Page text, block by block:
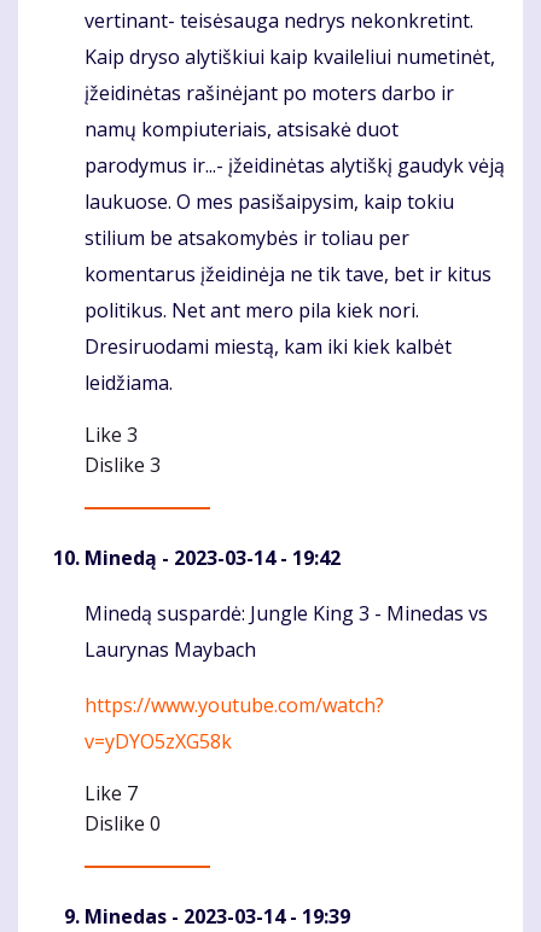
vertinant- teisėsauga nedrys nekonkretint.
Kaip dryso alytiškiui kaip kvaileliui numetinėt,
įžeidinėtas rašinėjant po moters darbo ir
namų kompiuteriais, atsisakė duot
parodymus ir...- įžeidinėtas alytiškį gaudyk vėją
laukuose. O mes pasišaipysim, kaip tokiu
stilium be atsakomybės ir toliau per
komentarus įžeidinėja ne tik tave, bet ir kitus
politikus. Net ant mero pila kiek nori.
Dresiruodami miestą, kam iki kiek kalbėt
leidžiama.
Like 3
Dislike 3
Minedą - 2023-03-14 - 19:42
Komentaras
Minedą suspardė: Jungle King 3 - Minedas vs
Laurynas Maybach
https://www.youtube.com/watch?
v=yDYO5zXG58k
Like 7
Dislike 0
Minedas - 2023-03-14 - 19:39